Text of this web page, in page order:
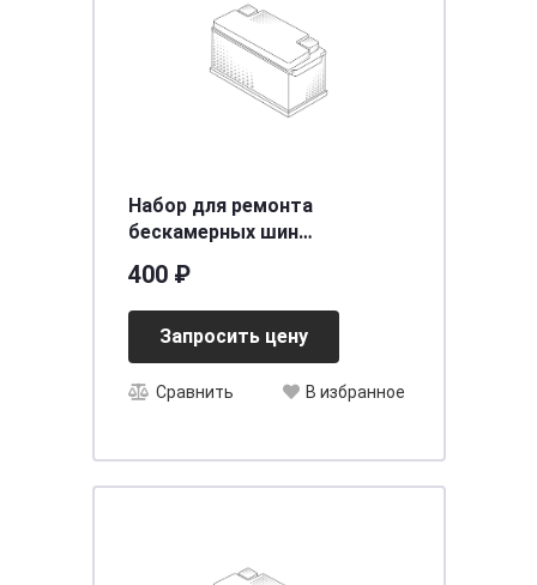
Набор для ремонта
бескамерных шин
ARNEZI R7950023
400 ₽
Запросить цену
Сравнить В избранное